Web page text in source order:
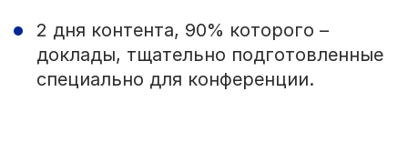
2 дня контента, 90% которого –
доклады, тщательно подготовленные
специально для конференции.